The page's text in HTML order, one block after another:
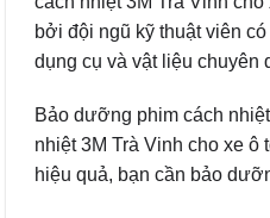
bởi đội ngũ kỹ thuật viên
dụng cụ và vật liệu chuyên
Bảo dưỡng phim cách
nhiệt 3M Trà Vinh cho xe ô
hiệu quả, bạn cần bảo